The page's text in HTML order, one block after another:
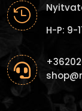

H-P: 9-
